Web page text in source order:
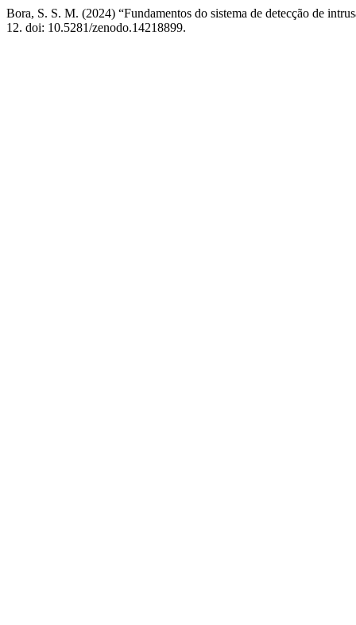
Bora, S. S. M. (2024) “Fundamentos do sistema de detecção de
12. doi: 10.5281/zenodo.14218899.